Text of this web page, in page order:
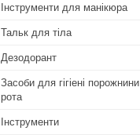
Інструменти для манікюра
Тальк для тіла
Дезодорант
Засоби для гігіені порожнини
рота
Інструменти